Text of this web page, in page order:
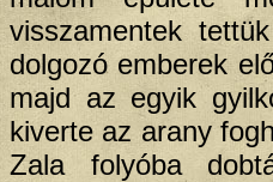
visszamentek
dolgozó emberek
majd az egyik
kiverte az arany
Zala folyóba